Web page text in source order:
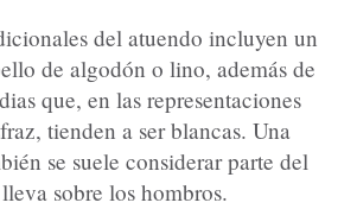
del atuendo incluyen un
de algodón o lino, además de
que, en las representaciones
tienden a ser blancas. Una
se suele considerar parte del
sobre los hombros.